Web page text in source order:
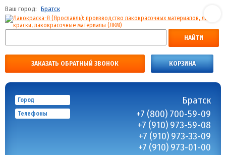
Ваш город: Братск
НАЙТИ
ЗАКАЗАТЬ ОБРАТНЫЙ ЗВОНОК КОРЗИНА
Город Братск
Телефоны
+7 (800) 700-59-09
+7 (910) 973-59-08
+7 (910) 973-33-09
+7 (910) 973-01-00